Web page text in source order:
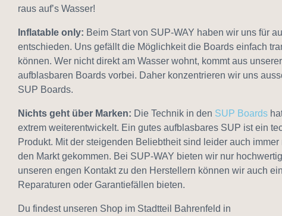
raus auf’s Wasser!
Inflatable only: Beim Start von SUP-WAY haben wir uns für
entschieden. Uns gefällt die Möglichkeit die Boards einfach
können. Wer nicht direkt am Wasser wohnt, kommt aus
aufblasbaren Boards vorbei. Daher konzentrieren wir uns
SUP Boards.
Nichts geht über Marken: Die Technik in den SUP Boards
extrem weiterentwickelt. Ein gutes aufblasbares SUP ist ein
Produkt. Mit der steigenden Beliebtheit sind leider auch
den Markt gekommen. Bei SUP-WAY bieten wir nur
unseren engen Kontakt zu den Herstellern können wir auch
Reparaturen oder Garantiefällen bieten.
Du findest unseren Shop im Stadtteil Bahrenfeld in